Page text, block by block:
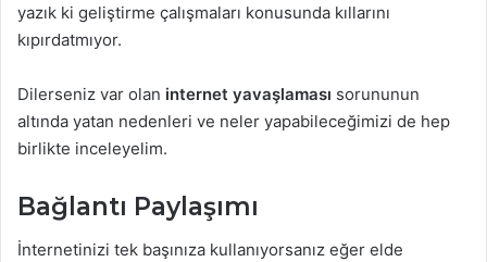
yazık ki geliştirme çalışmaları konusunda kıllarını
kıpırdatmıyor.
Dilerseniz var olan internet yavaşlaması sorununun
altında yatan nedenleri ve neler yapabileceğimizi de hep
birlikte inceleyelim.
Bağlantı Paylaşımı
İnternetinizi tek başınıza kullanıyorsanız eğer elde